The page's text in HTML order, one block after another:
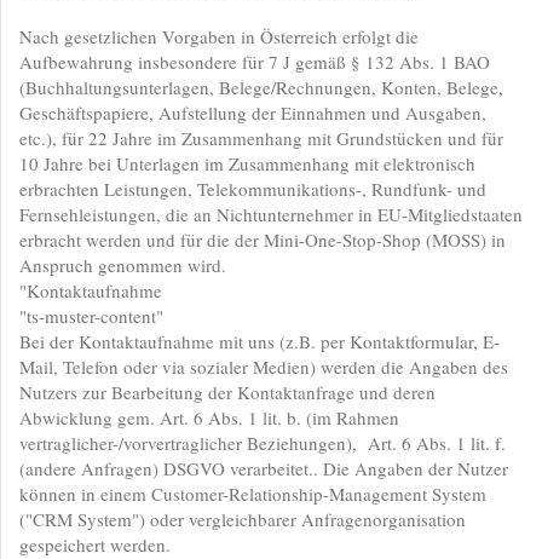
Nach gesetzlichen Vorgaben in Österreich erfolgt die
Aufbewahrung insbesondere für 7 J gemäß § 132 Abs. 1 BAO
(Buchhaltungsunterlagen, Belege/Rechnungen, Konten, Belege,
Geschäftspapiere, Aufstellung der Einnahmen und Ausgaben,
etc.), für 22 Jahre im Zusammenhang mit Grundstücken und für
10 Jahre bei Unterlagen im Zusammenhang mit elektronisch
erbrachten Leistungen, Telekommunikations-, Rundfunk- und
Fernsehleistungen, die an Nichtunternehmer in EU-Mitgliedstaaten
erbracht werden und für die der Mini-One-Stop-Shop (MOSS) in
Anspruch genommen wird.
"Kontaktaufnahme
"ts-muster-content"
Bei der Kontaktaufnahme mit uns (z.B. per Kontaktformular, E-
Mail, Telefon oder via sozialer Medien) werden die Angaben des
Nutzers zur Bearbeitung der Kontaktanfrage und deren
Abwicklung gem. Art. 6 Abs. 1 lit. b. (im Rahmen
vertraglicher-/vorvertraglicher Beziehungen), Art. 6 Abs. 1 lit. f.
(andere Anfragen) DSGVO verarbeitet.. Die Angaben der Nutzer
können in einem Customer-Relationship-Management System
("CRM System") oder vergleichbarer Anfragenorganisation
gespeichert werden.